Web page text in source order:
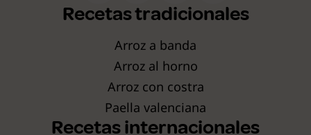
Recetas tradicionales
Arroz a banda
Arroz al horno
Arroz con costra
Paella valenciana
Recetas internacionales